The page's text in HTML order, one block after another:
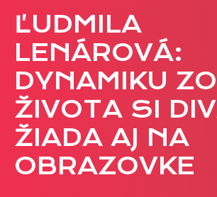
PRODUKCIA
REKLAMA
Viac o reklamných formátoch
Obchodné podmienky
Prezentácia 2026
CASE STUDIES
ĽUDMILA
LENÁROVÁ:
DYNAMIKU ZO
ŽIVOTA SI
ŽIADA AJ NA
OBRAZOVKE